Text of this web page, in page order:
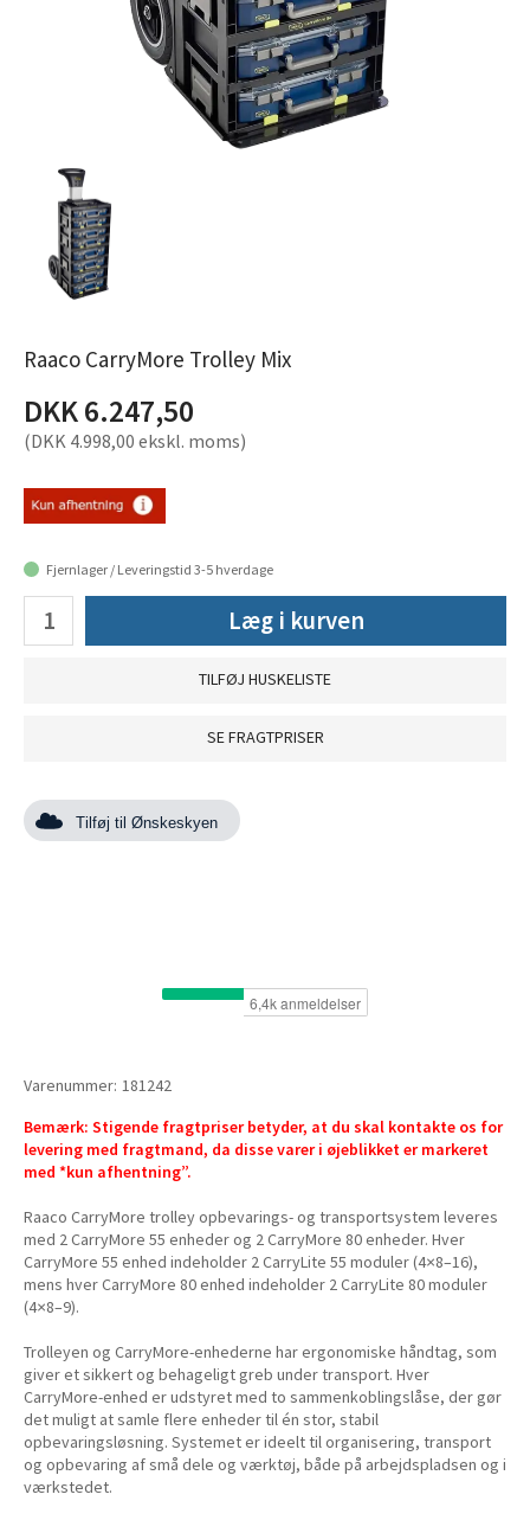
Raaco CarryMore Trolley Mix
DKK 6.247,50
(DKK 4.998,00 ekskl. moms)
Fjernlager / Leveringstid 3-5 hverdage
Læg i kurven
TILFØJ HUSKELISTE
SE FRAGTPRISER
Tilføj til Ønskeskyen
Varenummer: 181242
Bemærk: Stigende fragtpriser betyder, at du skal kontakte os for
levering med fragtmand, da disse varer i øjeblikket er markeret
med *kun afhentning”.
Raaco CarryMore trolley opbevarings- og transportsystem leveres
med 2 CarryMore 55 enheder og 2 CarryMore 80 enheder. Hver
CarryMore 55 enhed indeholder 2 CarryLite 55 moduler (4×8–16),
mens hver CarryMore 80 enhed indeholder 2 CarryLite 80 moduler
(4×8–9).
Trolleyen og CarryMore-enhederne har ergonomiske håndtag, som
giver et sikkert og behageligt greb under transport. Hver
CarryMore-enhed er udstyret med to sammenkoblingslåse, der gør
det muligt at samle flere enheder til én stor, stabil
opbevaringsløsning. Systemet er ideelt til organisering, transport
og opbevaring af små dele og værktøj, både på arbejdspladsen og i
værkstedet.